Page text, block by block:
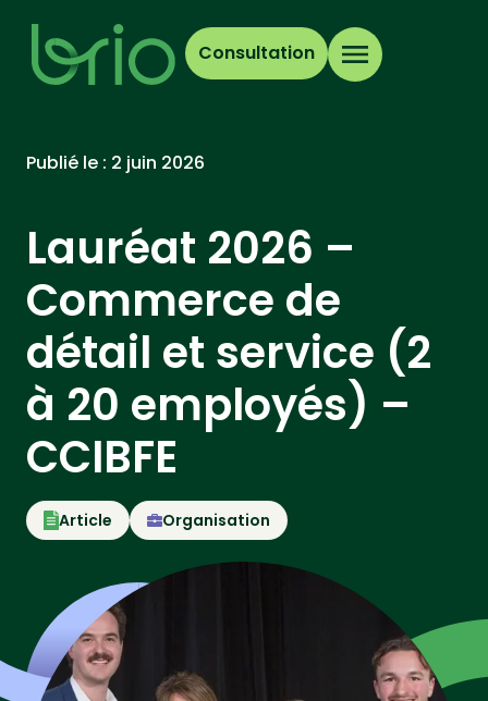
Consultation
Publié le : 2 juin 2026
Lauréat 2026 –
Commerce de
détail et service (2
à 20 employés) –
CCIBFE
Article Organisation